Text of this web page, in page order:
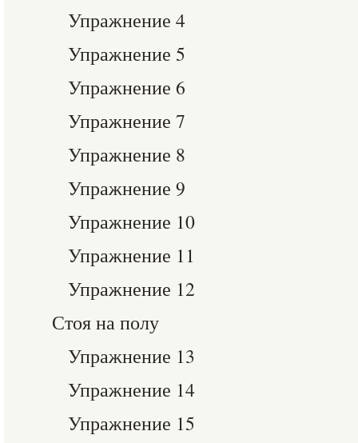
Упражнение 4
Упражнение 5
Упражнение 6
Упражнение 7
Упражнение 8
Упражнение 9
Упражнение 10
Упражнение 11
Упражнение 12
Стоя на полу
Упражнение 13
Упражнение 14
Упражнение 15